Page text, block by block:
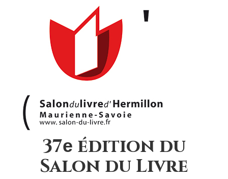
37e édition du
Salon du Livre